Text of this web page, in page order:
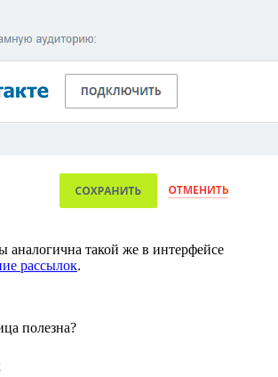
аналогична такой же в интерфейсе
рассылок.
полезна?